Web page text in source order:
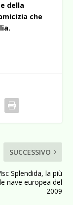
della
che
SUCCESSIVO
Splendida, la più
nave europea del
2009